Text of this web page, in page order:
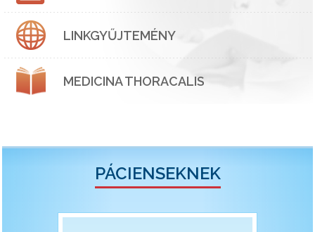
LINKGYŰJTEMÉNY
MEDICINA THORACALIS
PÁCIENSEKNEK